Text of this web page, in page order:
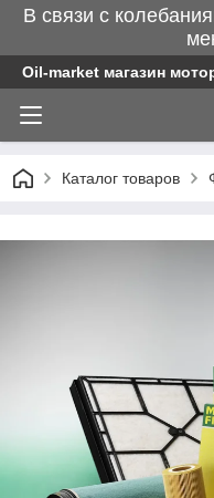
В связи с
Oil-market магазин
Каталог товаров